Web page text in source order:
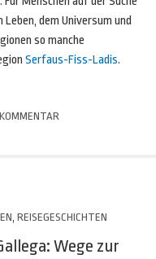
dem Universum und
so manche
Serfaus-Fiss-Ladis.
, REISEGESCHICHTEN
Wege zur